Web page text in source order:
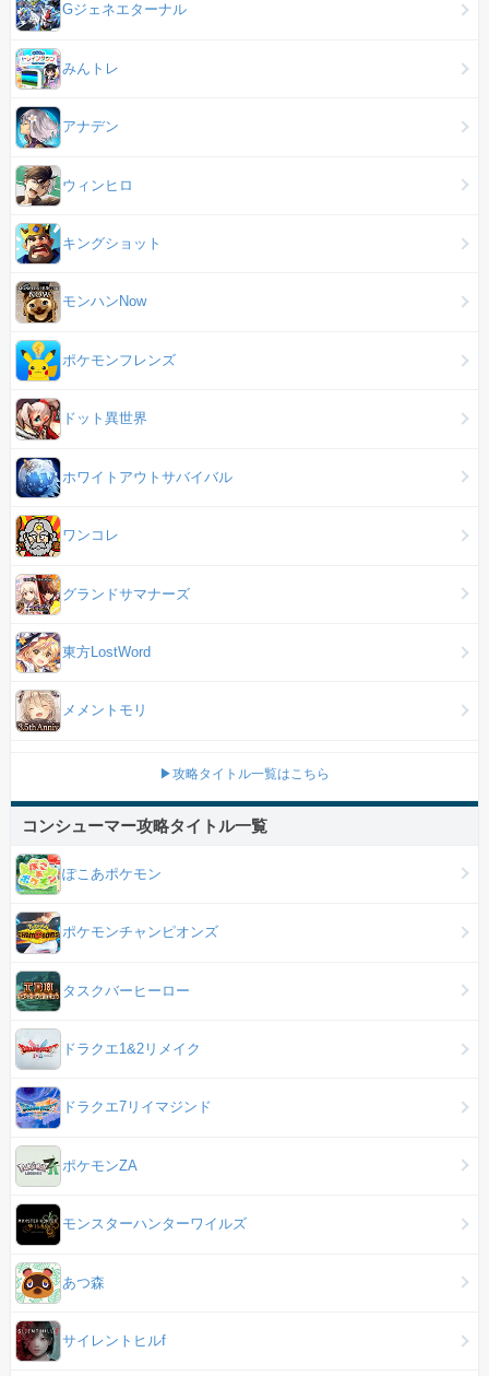
Gジェネエターナル
みんトレ
アナデン
ウィンヒロ
キングショット
モンハンNow
ポケモンフレンズ
ドット異世界
ホワイトアウトサバイバル
ワンコレ
グランドサマナーズ
東方LostWord
メメントモリ
▶攻略タイトル一覧はこちら
コンシューマー攻略タイトル一覧
ぽこあポケモン
ポケモンチャンピオンズ
タスクバーヒーロー
ドラクエ1&2リメイク
ドラクエ7リイマジンド
ポケモンZA
モンスターハンターワイルズ
あつ森
サイレントヒルf